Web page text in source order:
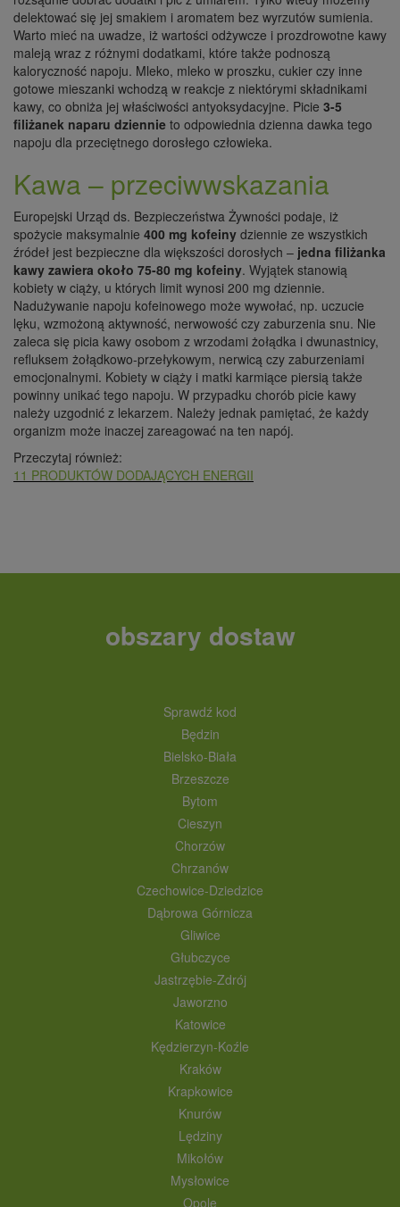
delektować się jej smakiem i aromatem bez wyrzutów sumienia.
Warto mieć na uwadze, iż wartości odżywcze i prozdrowotne kawy
maleją wraz z różnymi dodatkami, które także podnoszą
kaloryczność napoju. Mleko, mleko w proszku, cukier czy inne
gotowe mieszanki wchodzą w reakcje z niektórymi składnikami
kawy, co obniża jej właściwości antyoksydacyjne. Picie 3-5
filiżanek naparu dziennie to odpowiednia dzienna dawka tego
napoju dla przeciętnego dorosłego człowieka.
Kawa – przeciwwskazania
Europejski Urząd ds. Bezpieczeństwa Żywności podaje, iż
spożycie maksymalnie 400 mg kofeiny dziennie ze wszystkich
źródeł jest bezpieczne dla większości dorosłych – jedna filiżanka
kawy zawiera około 75-80 mg kofeiny. Wyjątek stanowią
kobiety w ciąży, u których limit wynosi 200 mg dziennie.
Nadużywanie napoju kofeinowego może wywołać, np. uczucie
lęku, wzmożoną aktywność, nerwowość czy zaburzenia snu. Nie
zaleca się picia kawy osobom z wrzodami żołądka i dwunastnicy,
refluksem żołądkowo-przełykowym, nerwicą czy zaburzeniami
emocjonalnymi. Kobiety w ciąży i matki karmiące piersią także
powinny unikać tego napoju. W przypadku chorób picie kawy
należy uzgodnić z lekarzem. Należy jednak pamiętać, że każdy
organizm może inaczej zareagować na ten napój.
Przeczytaj również:
11 PRODUKTÓW DODAJĄCYCH ENERGII
obszary dostaw
Sprawdź kod
Będzin
Bielsko-Biała
Brzeszcze
Bytom
Cieszyn
Chorzów
Chrzanów
Czechowice-Dziedzice
Dąbrowa Górnicza
Gliwice
Głubczyce
Jastrzębie-Zdrój
Jaworzno
Katowice
Kędzierzyn-Koźle
Kraków
Krapkowice
Knurów
Lędziny
Mikołów
Mysłowice
Opole